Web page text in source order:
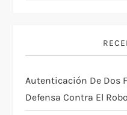
a
t
Autenticación De Dos
Defensa Contra El